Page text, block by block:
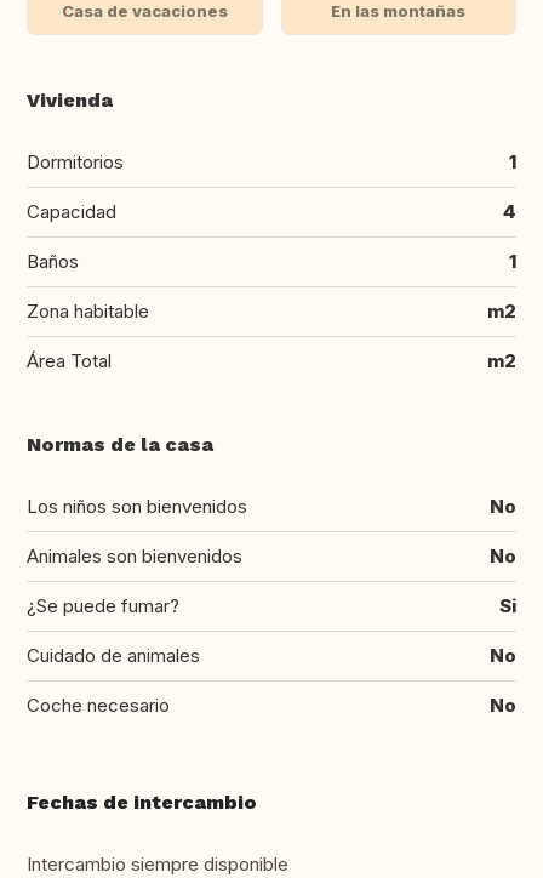
Casa de vacaciones En las montañas
Vivienda
Dormitorios 1
Capacidad 4
Baños 1
Zona habitable m2
Área Total m2
Normas de la casa
Los niños son bienvenidos No
Animales son bienvenidos No
¿Se puede fumar? Si
Cuidado de animales No
Coche necesario No
Fechas de intercambio
Intercambio siempre disponible